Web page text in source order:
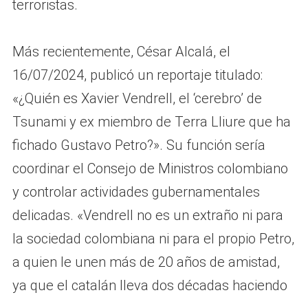
terroristas.
Más recientemente, César Alcalá, el
16/07/2024, publicó un reportaje titulado:
«¿Quién es Xavier Vendrell, el ‘cerebro’ de
Tsunami y ex miembro de Terra Lliure que ha
fichado Gustavo Petro?». Su función sería
coordinar el Consejo de Ministros colombiano
y controlar actividades gubernamentales
delicadas. «Vendrell no es un extraño ni para
la sociedad colombiana ni para el propio Petro,
a quien le unen más de 20 años de amistad,
ya que el catalán lleva dos décadas haciendo